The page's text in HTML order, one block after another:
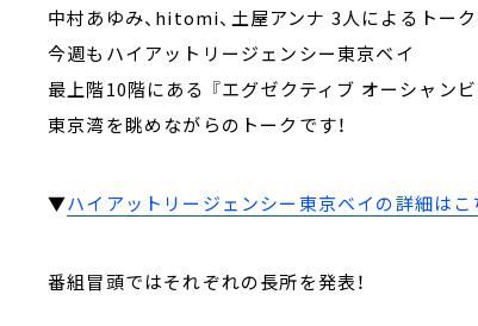
中村あゆみ、hitomi、土屋アンナ 3人によるトーク
今週もハイアットリージェンシー東京ベイ
最上階10階にある 『エグゼクティブ オーシャン
東京湾を眺めながらのトークです！
▼ハイアットリージェンシー東京ベイの詳細はこ
番組冒頭ではそれぞれの長所を発表！